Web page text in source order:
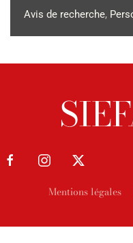
Avis de recherche,
Mentions légales